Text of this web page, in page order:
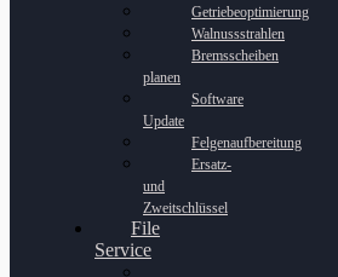
Getriebeoptimierung
Walnussstrahlen
Bremsscheiben
planen
Software
Update
Felgenaufbereitung
Ersatz-
und
Zweitschlüssel
File
Service